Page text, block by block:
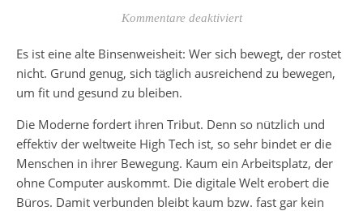
Kommentare deaktiviertfür Fitness-Training für
Es ist eine alte Binsenweisheit: Wer sich bewegt, der rostet
nicht. Grund genug, sich täglich ausreichend zu bewegen,
um fit und gesund zu bleiben.
Die Moderne fordert ihren Tribut. Denn so nützlich und
effektiv der weltweite High Tech ist, so sehr bindet er die
Menschen in ihrer Bewegung. Kaum ein Arbeitsplatz, der
ohne Computer auskommt. Die digitale Welt erobert die
Büros. Damit verbunden bleibt kaum bzw. fast gar kein